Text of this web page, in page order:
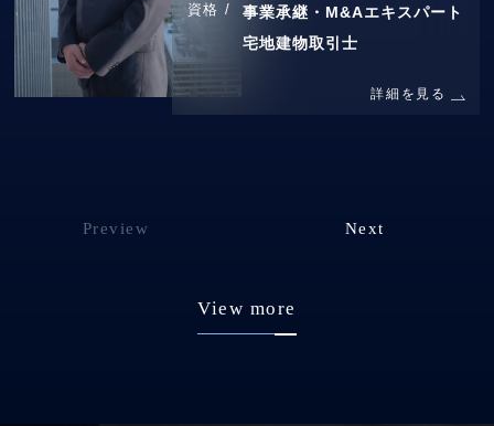
資格 /
事業承継・M&Aエキスパート
宅地建物取引士
詳細を見る
Preview Next
View more